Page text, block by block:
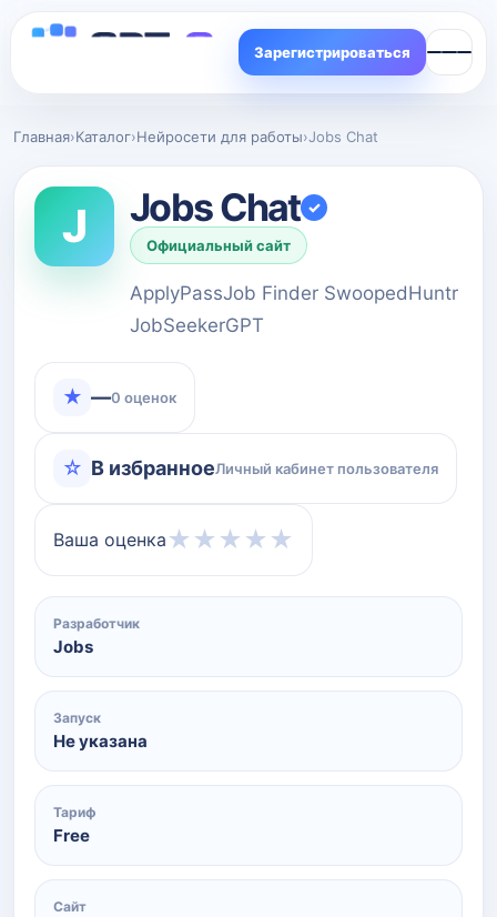
Зарегистрироваться
Главная›Каталог›Нейросети для работы›Jobs Chat
J Jobs Chat ✓
Официальный сайт
ApplyPassJob Finder SwoopedHuntr
JobSeekerGPT
★ —0 оценок
☆ В избранноеЛичный кабинет пользователя
Ваша оценка ★ ★ ★ ★ ★
Разработчик
Jobs
Запуск
Не указана
Тариф
Free
Сайт